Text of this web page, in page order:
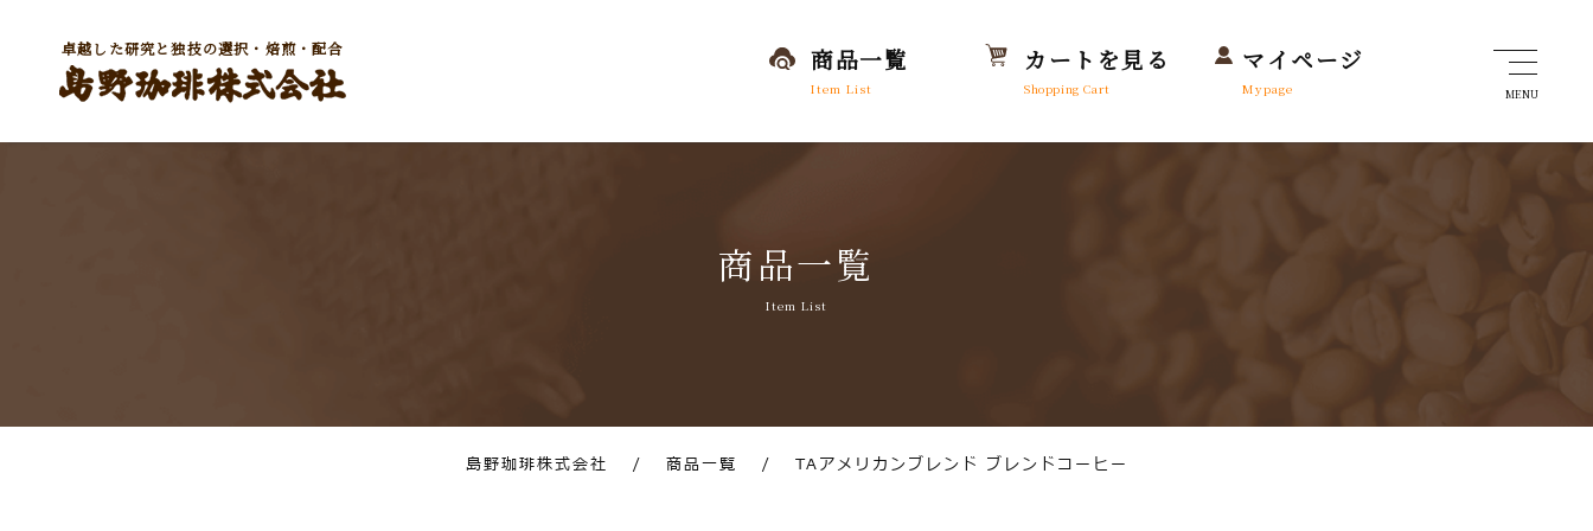
卓越した研究と独技の選択・焙煎・配合 商品一覧
Item List
カートを見る
Shopping Cart
マイページ
Mypage MENU
商品一覧
Item List
島野珈琲株式会社 / 商品一覧 / TAアメリカンブレンド ブレンドコーヒー